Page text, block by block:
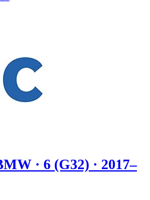
· 6 (G32) · 2017–